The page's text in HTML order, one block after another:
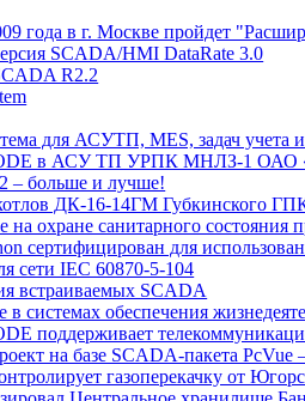
года в г. Москве пройдет
SCADA/HMI DataRate 3.0
R2.2
для АСУТП, MES, задач учета
в АСУ ТП УРПК МНЛЗ-1 ОАО
– больше и лучше!
ДК-16-14ГМ Губкинского
на охране санитарного
сертифицирован для
сети IEC 60870-5-104
встраиваемых SCADA
системах обеспечения
поддерживает
на базе SCADA-пакета PcVue
газоперекачку от